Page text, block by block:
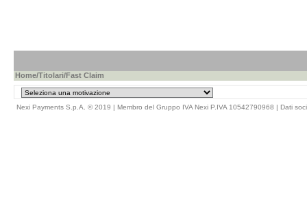
Home/Titolari/Fast Claim
Nexi Payments S.p.A. © 2019 | Membro del Gruppo IVA Nexi P.IVA 10542790968 | Dati